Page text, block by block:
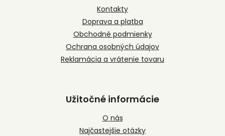
Kontakty
Doprava a platba
Obchodné podmienky
Ochrana osobných údajov
Reklamácia a vrátenie tovaru
Užitočné informácie
O nás
Najčastejšie otázky